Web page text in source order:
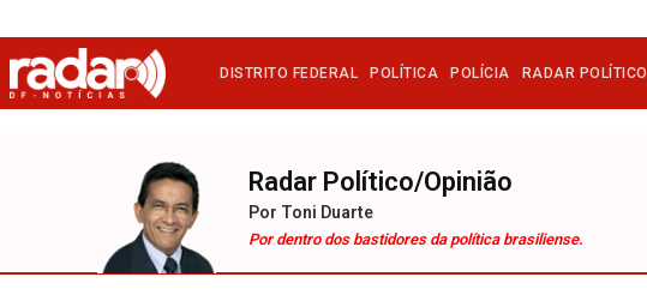
DISTRITO FEDERAL POLÍTICA POLÍCIA RADAR POLÍTICO
Radar Político/Opinião
Por Toni Duarte
Por dentro dos bastidores da política brasiliense.